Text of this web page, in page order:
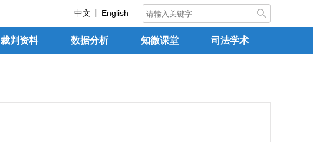
中文 English
裁判资料 数据分析 知微课堂 司法学术